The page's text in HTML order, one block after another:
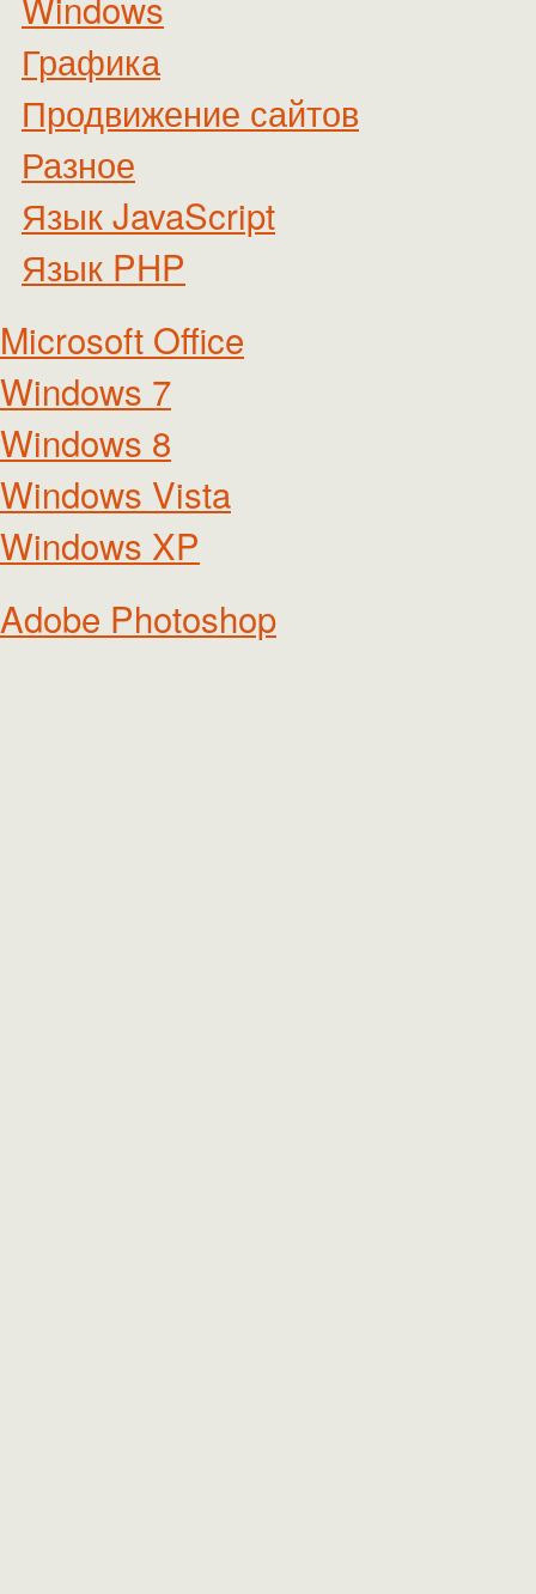
Графика
Продвижение сайтов
Разное
Язык JavaScript
Язык PHP
Microsoft Office
Windows 7
Windows 8
Windows Vista
Windows XP
Adobe Photoshop